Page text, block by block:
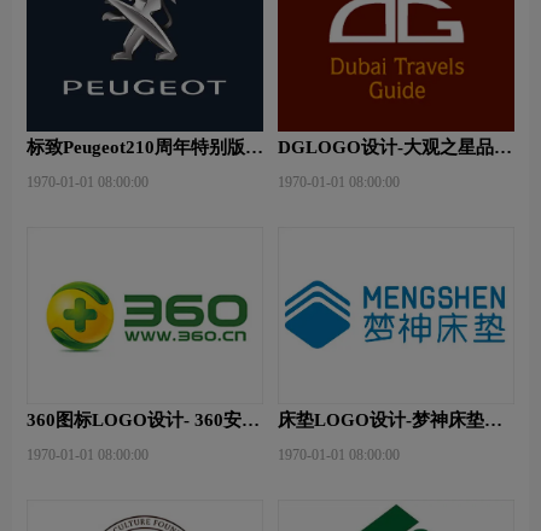
标致Peugeot210周年特别版新
1970-01-01 08:00:00
DGLOGO设计-大观之星品牌
1970-01-01 08:00:00
360图标LOGO设计- 360安全
1970-01-01 08:00:00
床垫LOGO设计-梦神床垫品
1970-01-01 08:00:00